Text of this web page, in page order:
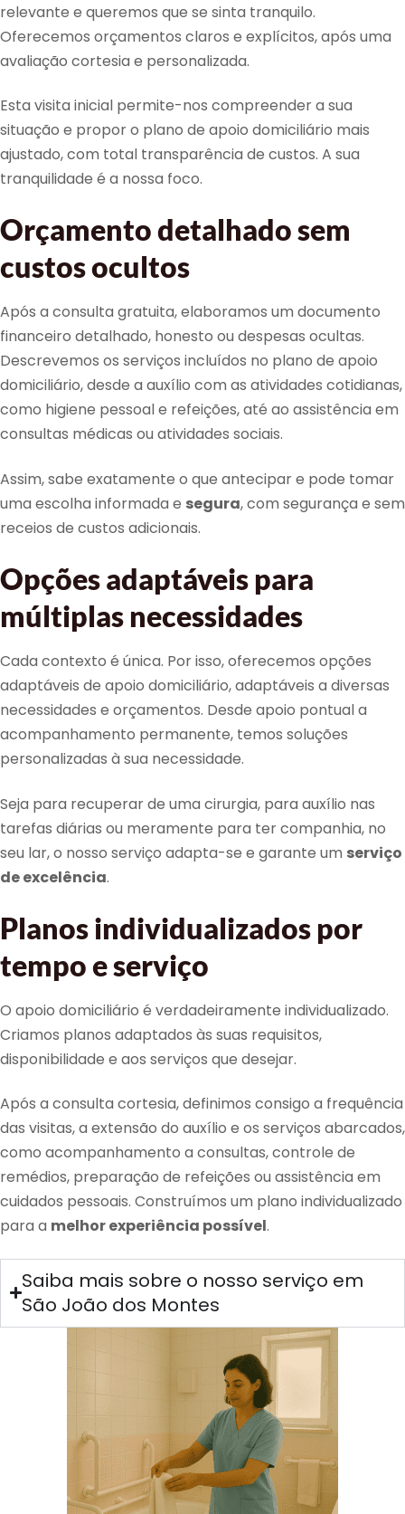
relevante e queremos que se sinta tranquilo.
Oferecemos orçamentos claros e explícitos, após uma
avaliação cortesia e personalizada.
Esta visita inicial permite-nos compreender a sua
situação e propor o plano de apoio domiciliário mais
ajustado, com total transparência de custos. A sua
tranquilidade é a nossa foco.
Orçamento detalhado sem
custos ocultos
Após a consulta gratuita, elaboramos um documento
financeiro detalhado, honesto ou despesas ocultas.
Descrevemos os serviços incluídos no plano de apoio
domiciliário, desde a auxílio com as atividades cotidianas,
como higiene pessoal e refeições, até ao assistência em
consultas médicas ou atividades sociais.
Assim, sabe exatamente o que antecipar e pode tomar
uma escolha informada e segura, com segurança e sem
receios de custos adicionais.
Opções adaptáveis para
múltiplas necessidades
Cada contexto é única. Por isso, oferecemos opções
adaptáveis de apoio domiciliário, adaptáveis a diversas
necessidades e orçamentos. Desde apoio pontual a
acompanhamento permanente, temos soluções
personalizadas à sua necessidade.
Seja para recuperar de uma cirurgia, para auxílio nas
tarefas diárias ou meramente para ter companhia, no
seu lar, o nosso serviço adapta-se e garante um serviço
de excelência.
Planos individualizados por
tempo e serviço
O apoio domiciliário é verdadeiramente individualizado.
Criamos planos adaptados às suas requisitos,
disponibilidade e aos serviços que desejar.
Após a consulta cortesia, definimos consigo a frequência
das visitas, a extensão do auxílio e os serviços abarcados,
como acompanhamento a consultas, controle de
remédios, preparação de refeições ou assistência em
cuidados pessoais. Construímos um plano individualizado
para a melhor experiência possível.
Saiba mais sobre o nosso serviço em
São João dos Montes